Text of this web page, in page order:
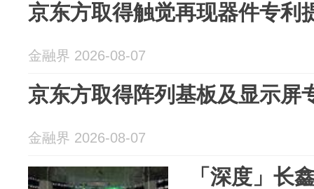
京东方取得触觉再现器件专利
金融界 2026-08-07
京东方取得阵列基板及显示屏
金融界 2026-08-07
「深度」长